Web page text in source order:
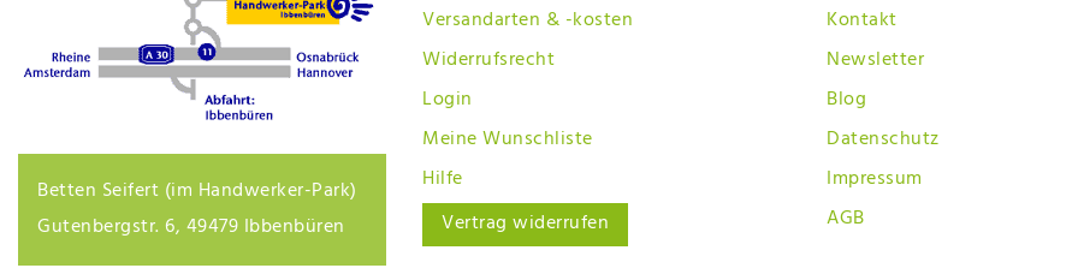
Betten Seifert (im Handwerker-Park)
Gutenbergstr. 6, 49479 Ibbenbüren
Versandarten & -kosten
Widerrufsrecht
Login
Meine Wunschliste
Hilfe
Vertrag widerrufen
Kontakt
Newsletter
Blog
Datenschutz
Impressum
AGB